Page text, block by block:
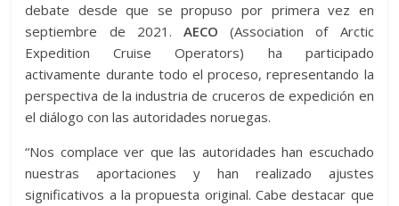
debate desde que se propuso por primera vez en
septiembre de 2021. AECO (Association of Arctic
Expedition Cruise Operators) ha participado
activamente durante todo el proceso, representando la
perspectiva de la industria de cruceros de expedición en
el diálogo con las autoridades noruegas.
“Nos complace ver que las autoridades han escuchado
nuestras aportaciones y han realizado ajustes
significativos a la propuesta original. Cabe destacar que